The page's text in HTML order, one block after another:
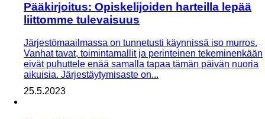
Pääkirjoitus: Opiskelijoiden harteilla lepää
liittomme tulevaisuus
Järjestömaailmassa on tunnetusti käynnissä iso murros.
Vanhat tavat, toimintamallit ja perinteinen tekeminenkään
eivät puhuttele enää samalla tapaa tämän päivän nuoria
aikuisia. Järjestäytymisaste on...
25.5.2023